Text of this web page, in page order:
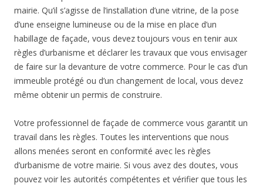
mairie. Qu’il s’agisse de l’installation d’une vitrine, de la pose
d’une enseigne lumineuse ou de la mise en place d’un
habillage de façade, vous devez toujours vous en tenir aux
règles d’urbanisme et déclarer les travaux que vous envisager
de faire sur la devanture de votre commerce. Pour le cas d’un
immeuble protégé ou d’un changement de local, vous devez
même obtenir un permis de construire.
Votre professionnel de façade de commerce vous garantit un
travail dans les règles. Toutes les interventions que nous
allons menées seront en conformité avec les règles
d’urbanisme de votre mairie. Si vous avez des doutes, vous
pouvez voir les autorités compétentes et vérifier que tous les